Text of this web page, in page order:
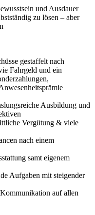
und Ausdauer
zu lösen – aber
gestaffelt nach
Fahrgeld und ein
Ausbildung und
Vergütung & viele
nach einem
samt eigenem
Aufgaben mit steigender
auf allen